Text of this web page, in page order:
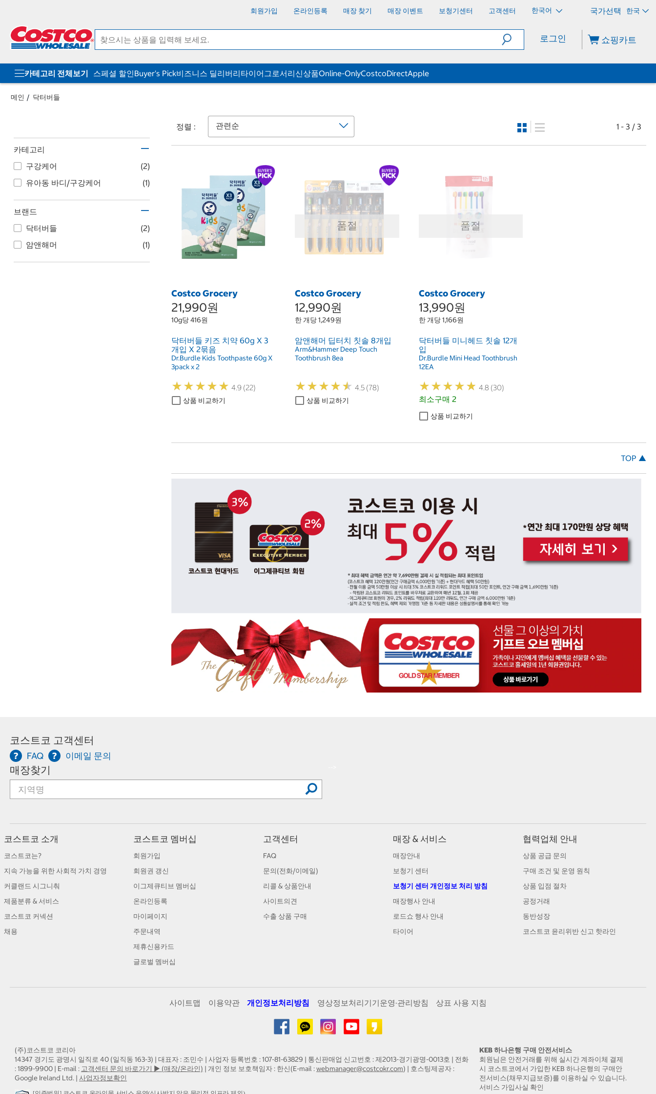
회원가입 온라인등록 매장 찾기 매장 이벤트 보청기센터 고객센터 한국어 한국
로그인 쇼핑카트
카테고리 전체보기 스페셜 할인Buyer's Pick비즈니스 딜리버리타이어그로서리신상품Online-OnlyCostcoDirectApple
메인 닥터버들
카테고리
구강케어
(2)
유아동 바디/구강케어
(1)
브랜드
닥터버들
(2)
암앤해머
(1)
정렬 : 1 - 3 / 3
Costco Grocery
21,990원
10g당 416원
닥터버들 키즈 치약 60g X 3
개입 X 2묶음
Dr.Burdle Kids Toothpaste 60g X
3pack x 2
★★★★★
★★★★★ 4.9 (22)
상품 비교하기
품절
Costco Grocery
12,990원
한 개당 1,249원
암앤해머 딥터치 칫솔 8개입
Arm&Hammer Deep Touch
Toothbrush 8ea
★★★★★
★★★★★ 4.5 (78)
상품 비교하기
품절
Costco Grocery
13,990원
한 개당 1,166원
닥터버들 미니헤드 칫솔 12개
입
Dr.Burdle Mini Head Toothbrush
12EA
★★★★★
★★★★★ 4.8 (30)
최소구매 2
상품 비교하기
TOP ▲
코스트코 고객센터
FAQ 이메일 문의
매장찾기
코스트코 소개
코스트코는?
지속 가능을 위한 사회적 가치 경영
커클랜드 시그니춰
제품분류 & 서비스
코스트코 커넥션
채용
코스트코 멤버십
회원가입
회원권 갱신
이그제큐티브 멤버십
온라인등록
마이페이지
주문내역
제휴신용카드
글로벌 멤버십
고객센터
FAQ
문의(전화/이메일)
리콜 & 상품안내
사이트의견
수출 상품 구매
매장 & 서비스
매장안내
보청기 센터
보청기 센터 개인정보 처리 방침
매장행사 안내
로드쇼 행사 안내
타이어
협력업체 안내
상품 공급 문의
구매 조건 및 운영 원칙
상품 입점 절차
공정거래
동반성장
코스트코 윤리위반 신고 핫라인
사이트맵 이용약관 개인정보처리방침 영상정보처리기기운영·관리방침 상표 사용 지침
(주)코스트코 코리아
14347 경기도 광명시 일직로 40 (일직동 163-3) | 대표자 : 조민수 | 사업자 등록번호 : 107-81-63829 | 통신판매업 신고번호 : 제2013-경기광명-0013호 | 전화
: 1899-9900 | E-mail : 고객센터 문의 바로가기 ▶ (매장/온라인) | 개인 정보 보호책임자 : 한신(E-mail :webmanager@costcokr.com) | 호스팅제공자 :
Google Ireland Ltd. | 사업자정보확인
KEB 하나은행 구매 안전서비스
회원님은 안전거래를 위해 실시간 계좌이체 결제
시 코스트코에서 가입한 KEB 하나은행의 구매안
전서비스(채무지급보증)를 이용하실 수 있습니다.
서비스 가입사실 확인